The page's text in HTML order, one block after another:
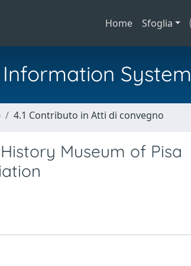
Home Sfoglia
System
4.1 Contributo in Atti di convegno
Museum of Pisa